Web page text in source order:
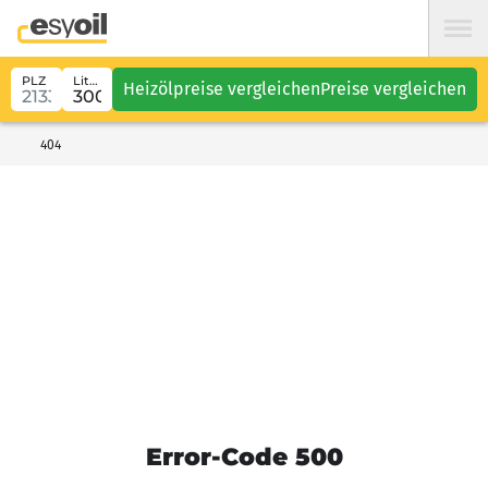
PLZ Liter Heizölpreise vergleichenPreise vergleichen
404
Error-Code 500